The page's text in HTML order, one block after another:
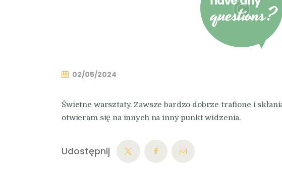
02/05/2024
Świetne warsztaty. Zawsze bardzo dobrze trafione i
otwieram się na innych na inny punkt widzenia.
Udostępnij